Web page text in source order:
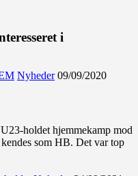
i
Nyheder 09/09/2020
holdet hjemmekamp mod
som HB. Det var top